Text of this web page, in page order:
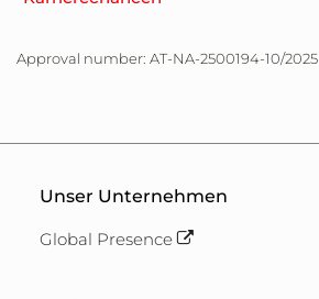
Approval number: AT-NA-2500194-10/2025
Unser Unternehmen
Global Presence